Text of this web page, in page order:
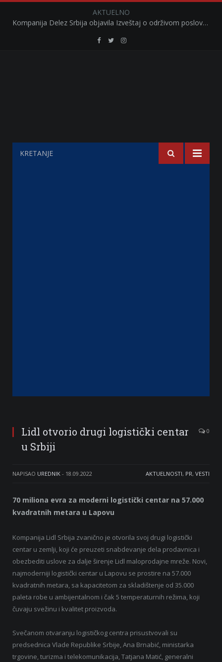
AKTUELNO
Kompanija Delez Srbija objavila Izveštaj o održivom poslovanju za 2025. godinu Briga o zajednici kroz program „Hrana za sve“ i edukaciju učenika
RetailRetailRetail
KRETANJE
Lidl otvorio drugi logistički centar
u Srbiji
0
NAPISAO UREDNIK - 18.09.2022 AKTUELNOSTI, PR, VESTI
70 miliona evra za moderni logistički centar na 57.000
kvadratnih metara u Lapovu
Kompanija Lidl Srbija zvanično je otvorila svoj drugi logistički
centar u zemlji, koji će preuzeti snabdevanje dela prodavnica i
obezbediti uslove za dalje širenje Lidl maloprodajne mreže. Novi,
najmoderniji logistički centar u Lapovu se prostire na 57.000
kvadratnih metara, sa kapacitetom za skladištenje od 35.000
paleta robe u ambijentalnom i čak 5 temperaturnih režima, koji
čuvaju svežinu i kvalitet proizvoda.
Svečanom otvaranju logističkog centra prisustvovali su
predsednica Vlade Republike Srbije, Ana Brnabić, ministarka
trgovine, turizma i telekomunikacija, Tatjana Matić, generalni